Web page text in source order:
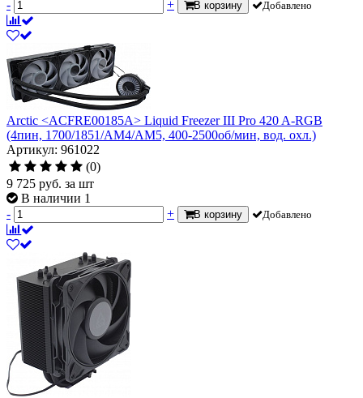
-
+ В корзину Добавлено
Arctic <ACFRE00185A> Liquid Freezer III Pro 420 A-RGB
(4пин, 1700/1851/AM4/AM5, 400-2500об/мин, вод. охл.)
Артикул: 961022
(0)
9 725 руб. за шт
В наличии 1
-
+ В корзину Добавлено